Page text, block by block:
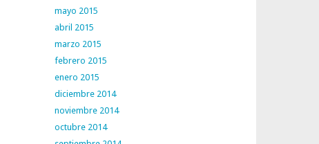
mayo 2015
abril 2015
marzo 2015
febrero 2015
enero 2015
diciembre 2014
noviembre 2014
octubre 2014